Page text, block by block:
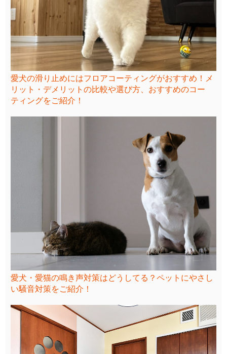
愛犬の滑り止めにはフロアコーティングがおすすめ！メ
リット・デメリットの比較や選び方、おすすめのコー
ティングをご紹介！
愛犬・愛猫の鳴き声対策はどうしてる？ペットにやさし
い騒音対策をご紹介！